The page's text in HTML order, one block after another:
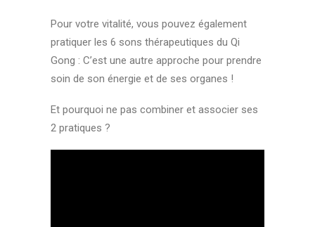
Pour votre vitalité, vous pouvez également
pratiquer les 6 sons thérapeutiques du Qi
Gong : C’est une autre approche pour prendre
soin de son énergie et de ses organes !
Et pourquoi ne pas combiner et associer ses
2 pratiques ?